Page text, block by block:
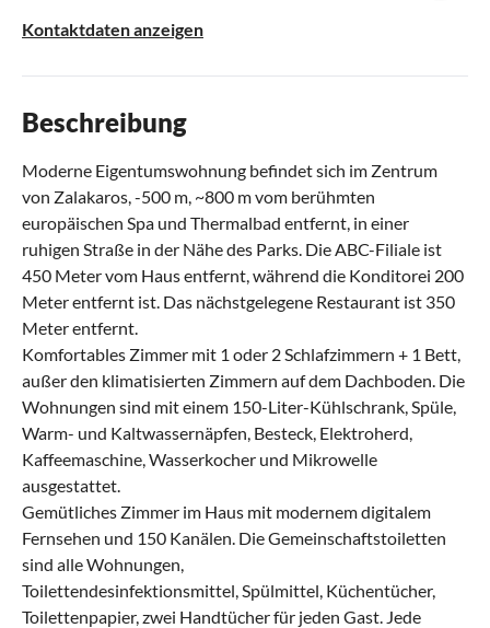
Kontaktdaten anzeigen
Beschreibung
Moderne Eigentumswohnung befindet sich im Zentrum
von Zalakaros, -500 m, ~800 m vom berühmten
europäischen Spa und Thermalbad entfernt, in einer
ruhigen Straße in der Nähe des Parks. Die ABC-Filiale ist
450 Meter vom Haus entfernt, während die Konditorei 200
Meter entfernt ist. Das nächstgelegene Restaurant ist 350
Meter entfernt.
Komfortables Zimmer mit 1 oder 2 Schlafzimmern + 1 Bett,
außer den klimatisierten Zimmern auf dem Dachboden. Die
Wohnungen sind mit einem 150-Liter-Kühlschrank, Spüle,
Warm- und Kaltwassernäpfen, Besteck, Elektroherd,
Kaffeemaschine, Wasserkocher und Mikrowelle
ausgestattet.
Gemütliches Zimmer im Haus mit modernem digitalem
Fernsehen und 150 Kanälen. Die Gemeinschaftstoiletten
sind alle Wohnungen,
Toilettendesinfektionsmittel, Spülmittel, Küchentücher,
Toilettenpapier, zwei Handtücher für jeden Gast. Jede